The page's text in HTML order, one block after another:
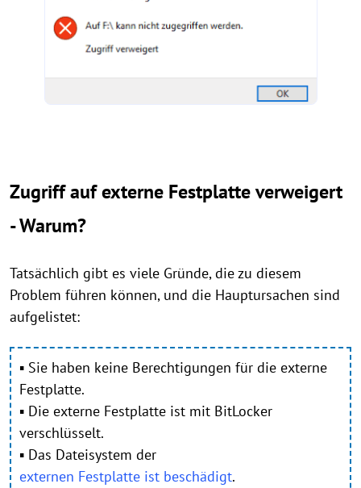
Zugriff auf externe Festplatte verweigert
- Warum?
Tatsächlich gibt es viele Gründe, die zu diesem
Problem führen können, und die Hauptursachen sind
aufgelistet:
▪ Sie haben keine Berechtigungen für die externe
Festplatte.
▪ Die externe Festplatte ist mit BitLocker
verschlüsselt.
▪ Das Dateisystem der
externen Festplatte ist beschädigt.